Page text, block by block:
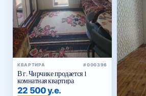
КВАРТИРА #000396
В г. Чирчике продается 1
комнатная квартира
22 500 у.е.